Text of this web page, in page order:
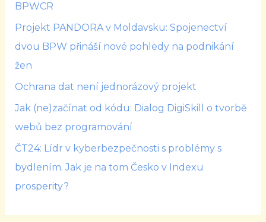
BPWCR
Projekt PANDORA v Moldavsku: Spojenectví
dvou BPW přináší nové pohledy na podnikání
žen
Ochrana dat není jednorázový projekt
Jak (ne)začínat od kódu: Dialog DigiSkill o tvorbě
webů bez programování
ČT24: Lídr v kyberbezpečnosti s problémy s
bydlením. Jak je na tom Česko v Indexu
prosperity?